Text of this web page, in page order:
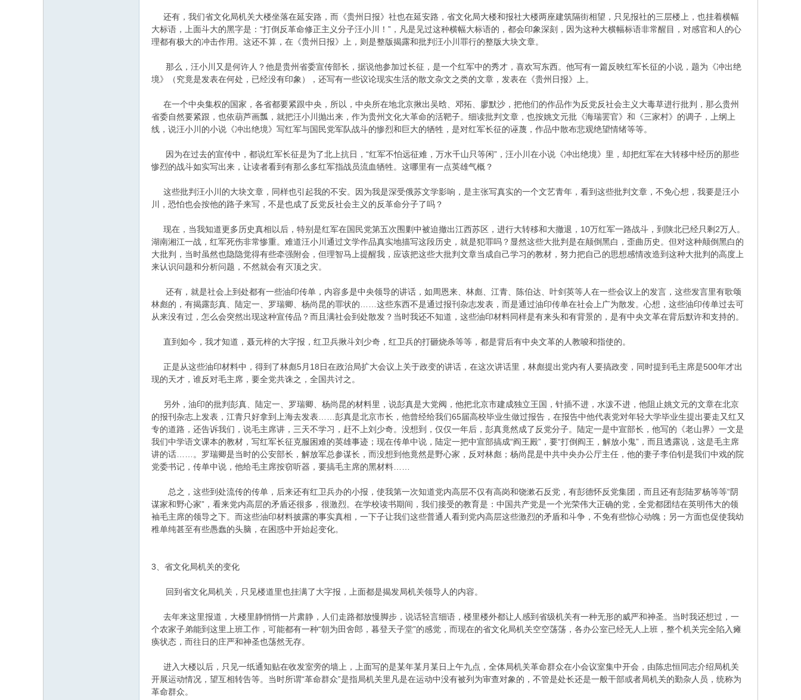
还有，我们省文化局机关大楼坐落在延安路，而《贵州日报》社也在延安路，省文化局大楼和报社大楼两座建筑隔街相望，只见报社的三层楼上，也挂着横幅
大标语，上面斗大的黑字是：“打倒反革命修正主义分子汪小川！”，凡是见过这种横幅大标语的，都会印象深刻，因为这种大横幅标语非常醒目，对感官和人的心
理都有极大的冲击作用。这还不算，在《贵州日报》上，则是整版揭露和批判汪小川罪行的整版大块文章。
那么，汪小川又是何许人？他是贵州省委宣传部长，据说他参加过长征，是一个红军中的秀才，喜欢写东西。他写有一篇反映红军长征的小说，题为《冲出绝
境》（究竟是发表在何处，已经没有印象），还写有一些议论现实生活的散文杂文之类的文章，发表在《贵州日报》上。
在一个中央集权的国家，各省都要紧跟中央，所以，中央所在地北京揪出吴晗、邓拓、廖默沙，把他们的作品作为反党反社会主义大毒草进行批判，那么贵州
省委自然要紧跟，也依葫芦画瓢，就把汪小川抛出来，作为贵州文化大革命的活靶子。细读批判文章，也按姚文元批《海瑞罢官》和《三家村》的调子，上纲上
线，说汪小川的小说《冲出绝境》写红军与国民党军队战斗的惨烈和巨大的牺牲，是对红军长征的诬蔑，作品中散布悲观绝望情绪等等。
因为在过去的宣传中，都说红军长征是为了北上抗日，“红军不怕远征难，万水千山只等闲”，汪小川在小说《冲出绝境》里，却把红军在大转移中经历的那些
惨烈的战斗如实写出来，让读者看到有那么多红军指战员流血牺牲。这哪里有一点英雄气概？
这些批判汪小川的大块文章，同样也引起我的不安。因为我是深受俄苏文学影响，是主张写真实的一个文艺青年，看到这些批判文章，不免心想，我要是汪小
川，恐怕也会按他的路子来写，不是也成了反党反社会主义的反革命分子了吗？
现在，当我知道更多历史真相以后，特别是红军在国民党第五次围剿中被迫撤出江西苏区，进行大转移和大撤退，10万红军一路战斗，到陕北已经只剩2万人。
湖南湘江一战，红军死伤非常惨重。难道汪小川通过文学作品真实地描写这段历史，就是犯罪吗？显然这些大批判是在颠倒黑白，歪曲历史。但对这种颠倒黑白的
大批判，当时虽然也隐隐觉得有些牵强附会，但理智马上提醒我，应该把这些大批判文章当成自己学习的教材，努力把自己的思想感情改造到这种大批判的高度上
来认识问题和分析问题，不然就会有灭顶之灾。
还有，就是社会上到处都有一些油印传单，内容多是中央领导的讲话，如周恩来、林彪、江青、陈伯达、叶剑英等人在一些会议上的发言，这些发言里有歌颂
林彪的，有揭露彭真、陆定一、罗瑞卿、杨尚昆的罪状的……这些东西不是通过报刊杂志发表，而是通过油印传单在社会上广为散发。心想，这些油印传单过去可
从来没有过，怎么会突然出现这种宣传品？而且满社会到处散发？当时我还不知道，这些油印材料同样是有来头和有背景的，是有中央文革在背后默许和支持的。
直到如今，我才知道，聂元梓的大字报，红卫兵揪斗刘少奇，红卫兵的打砸烧杀等等，都是背后有中央文革的人教唆和指使的。
正是从这些油印材料中，得到了林彪5月18日在政治局扩大会议上关于政变的讲话，在这次讲话里，林彪提出党内有人要搞政变，同时提到毛主席是500年才出
现的天才，谁反对毛主席，要全党共诛之，全国共讨之。
另外，油印的批判彭真、陆定一、罗瑞卿、杨尚昆的材料里，说彭真是大党阀，他把北京市建成独立王国，针插不进，水泼不进，他阻止姚文元的文章在北京
的报刊杂志上发表，江青只好拿到上海去发表……彭真是北京市长，他曾经给我们65届高校毕业生做过报告，在报告中他代表党对年轻大学毕业生提出要走又红又
专的道路，还告诉我们，说毛主席讲，三天不学习，赶不上刘少奇。没想到，仅仅一年后，彭真竟然成了反党分子。陆定一是中宣部长，他写的《老山界》一文是
我们中学语文课本的教材，写红军长征克服困难的英雄事迹；现在传单中说，陆定一把中宣部搞成“阎王殿”，要“打倒阎王，解放小鬼”，而且透露说，这是毛主席
讲的话……。罗瑞卿是当时的公安部长，解放军总参谋长，而没想到他竟然是野心家，反对林彪；杨尚昆是中共中央办公厅主任，他的妻子李伯钊是我们中戏的院
党委书记，传单中说，他给毛主席按窃听器，要搞毛主席的黑材料……
总之，这些到处流传的传单，后来还有红卫兵办的小报，使我第一次知道党内高层不仅有高岗和饶漱石反党，有彭德怀反党集团，而且还有彭陆罗杨等等“阴
谋家和野心家”，看来党内高层的矛盾还很多，很激烈。在学校读书期间，我们接受的教育是：中国共产党是一个光荣伟大正确的党，全党都团结在英明伟大的领
袖毛主席的领导之下。而这些油印材料披露的事实真相，一下子让我们这些普通人看到党内高层这些激烈的矛盾和斗争，不免有些惊心动魄；另一方面也促使我幼
稚单纯甚至有些愚蠢的头脑，在困惑中开始起变化。
3、省文化局机关的变化
回到省文化局机关，只见楼道里也挂满了大字报，上面都是揭发局机关领导人的内容。
去年来这里报道，大楼里静悄悄一片肃静，人们走路都放慢脚步，说话轻言细语，楼里楼外都让人感到省级机关有一种无形的威严和神圣。当时我还想过，一
个农家子弟能到这里上班工作，可能都有一种“朝为田舍郎，暮登天子堂”的感觉，而现在的省文化局机关空空荡荡，各办公室已经无人上班，整个机关完全陷入瘫
痪状态，而往日的庄严和神圣也荡然无存。
进入大楼以后，只见一纸通知贴在收发室旁的墙上，上面写的是某年某月某日上午九点，全体局机关革命群众在小会议室集中开会，由陈忠恒同志介绍局机关
开展运动情况，望互相转告等。当时所谓“革命群众”是指局机关里凡是在运动中没有被列为审查对象的，不管是处长还是一般干部或者局机关的勤杂人员，统称为
革命群众。